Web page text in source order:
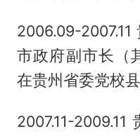
2006.09-2007.11
市政府副市长（
在贵州省委党校
2007.11-